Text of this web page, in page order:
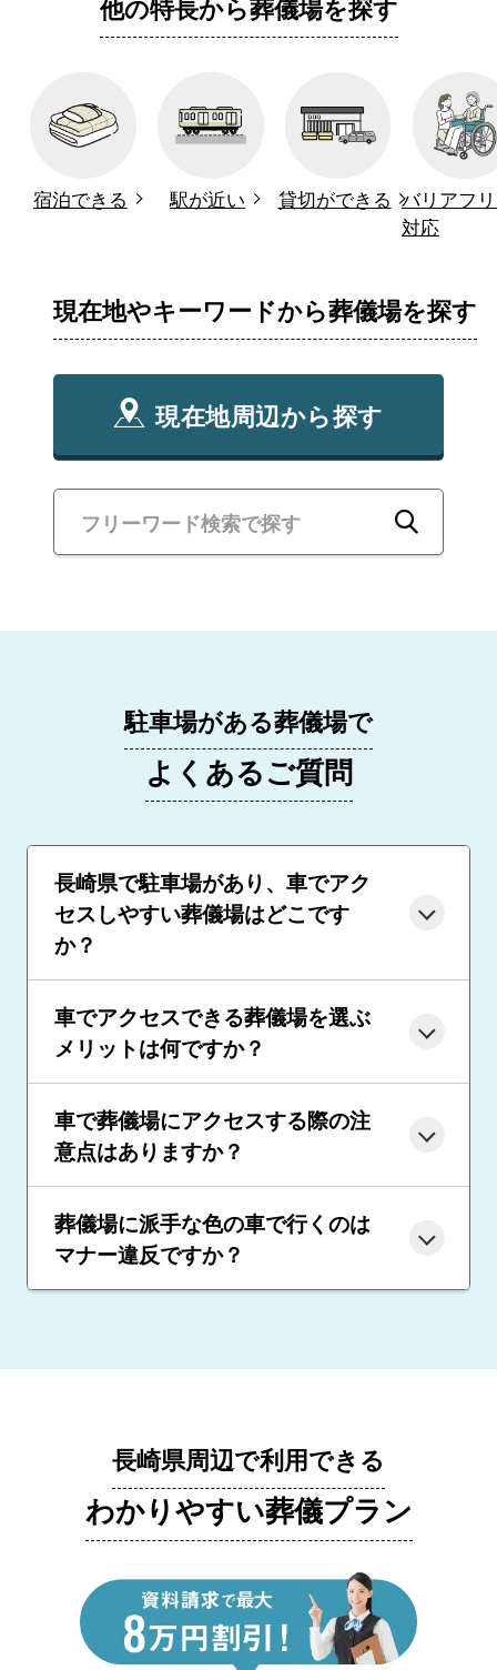
他の特長から葬儀場を探す
宿泊できる 駅が近い 貸切ができる バリアフ
対応
現在地やキーワードから葬儀場を探す
現在地周辺から探す
駐車場がある葬儀場で
よくあるご質問
長崎県で駐車場があり、車でアク
セスしやすい葬儀場はどこです
か？
車でアクセスできる葬儀場を選ぶ
メリットは何ですか？
車で葬儀場にアクセスする際の注
意点はありますか？
葬儀場に派手な色の車で行くのは
マナー違反ですか？
長崎県周辺で利用できる
わかりやすい葬儀プラン